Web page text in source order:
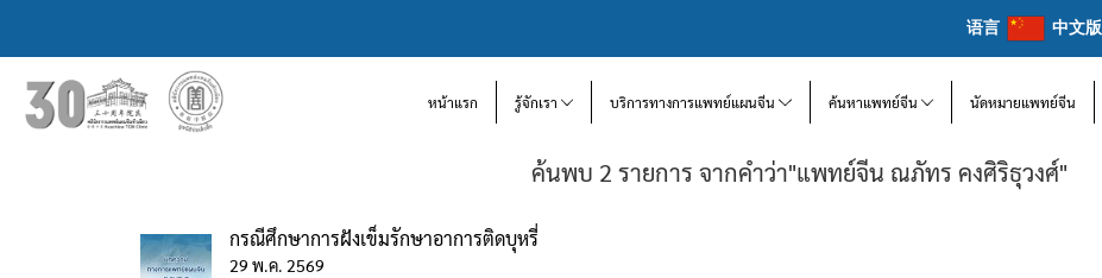
语言 中文版
หน้าแรก รู้จักเรา บริการทางการแพทย์แผนจีน ค้นหาแพทย์จีน นัดหมายแพทย์จีน
ค้นพบ 2 รายการ จากคำว่า"แพทย์จีน ณภัทร คงศิริธุวงศ์"
กรณีศึกษาการฝังเข็มรักษาอาการติดบุหรี่
29 พ.ค. 2569